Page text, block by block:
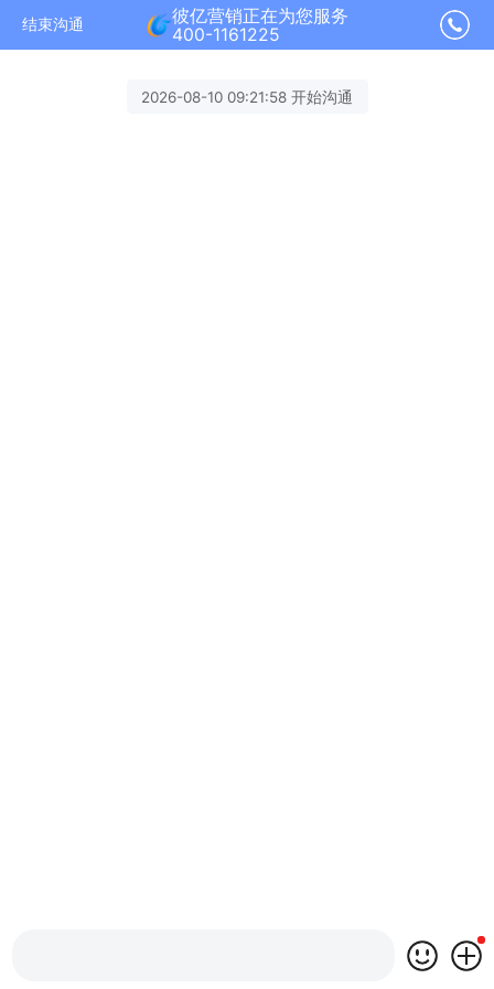
结束沟通
彼亿营销正在为您服务
400-1161225
2026-08-10 09:21:58 开始沟通